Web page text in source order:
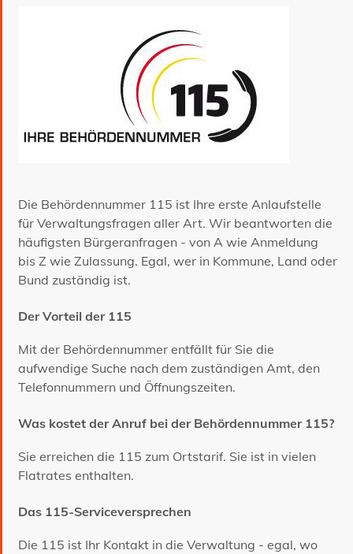
Die Behördennummer 115 ist Ihre erste Anlaufstelle
für Verwaltungsfragen aller Art. Wir beantworten die
häufigsten Bürgeranfragen - von A wie Anmeldung
bis Z wie Zulassung. Egal, wer in Kommune, Land oder
Bund zuständig ist.
Der Vorteil der 115
Mit der Behördennummer entfällt für Sie die
aufwendige Suche nach dem zuständigen Amt, den
Telefonnummern und Öffnungszeiten.
Was kostet der Anruf bei der Behördennummer 115?
Sie erreichen die 115 zum Ortstarif. Sie ist in vielen
Flatrates enthalten.
Das 115-Serviceversprechen
Die 115 ist Ihr Kontakt in die Verwaltung - egal, wo